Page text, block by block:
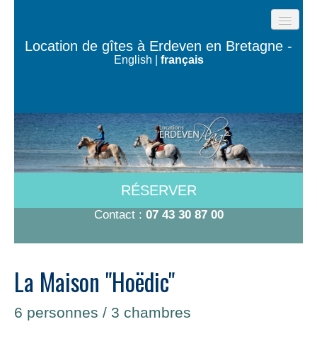
Location de gîtes à Erdeven en Bretagne -
English français
ACCUEIL
GÎTES DE LA PLAGE
MAISON TY BUGALÉ
CHAMBRES À 600M DE LA PLAGE
A VOIR/A FAIRE
TARIFS-DISPO
CONTACT
RÉSERVER
Contact : 07 43 30 87 00
La Maison "Hoëdic"
6 personnes / 3 chambres